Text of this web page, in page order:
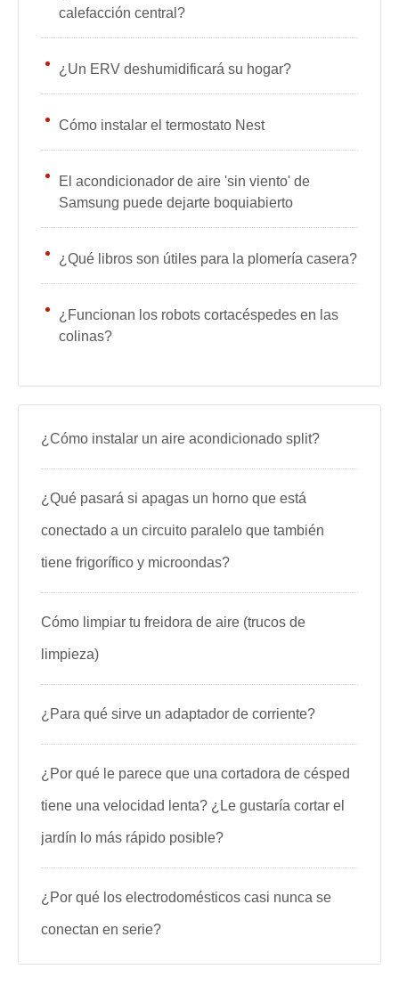
calefacción central?
¿Un ERV deshumidificará su hogar?
Cómo instalar el termostato Nest
El acondicionador de aire 'sin viento' de
Samsung puede dejarte boquiabierto
¿Qué libros son útiles para la plomería casera?
¿Funcionan los robots cortacéspedes en las
colinas?
¿Cómo instalar un aire acondicionado split?
¿Qué pasará si apagas un horno que está
conectado a un circuito paralelo que también
tiene frigorífico y microondas?
Cómo limpiar tu freidora de aire (trucos de
limpieza)
¿Para qué sirve un adaptador de corriente?
¿Por qué le parece que una cortadora de césped
tiene una velocidad lenta? ¿Le gustaría cortar el
jardín lo más rápido posible?
¿Por qué los electrodomésticos casi nunca se
conectan en serie?